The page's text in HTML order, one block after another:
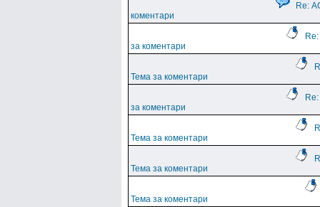
Re:
коментари
за коментари
Тема за коментари
за коментари
Тема за коментари
Тема за коментари
Тема за коментари